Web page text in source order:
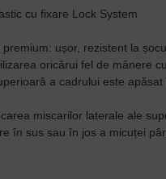
cu fixare Lock System
ușor, rezistent la
oricărui fel de mânere
a cadrului este
miscarilor laterale ale
în sus sau în jos a micuței